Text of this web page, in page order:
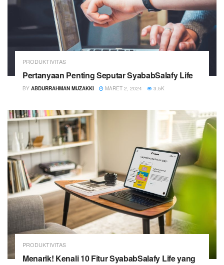
PRODUKTIVITAS
Pertanyaan Penting Seputar SyababSalafy Life
BY ABDURRAHMAN MUZAKKI MARET 2, 2024 3.5K
PRODUKTIVITAS
Menarik! Kenali 10 Fitur SyababSalafy Life yang